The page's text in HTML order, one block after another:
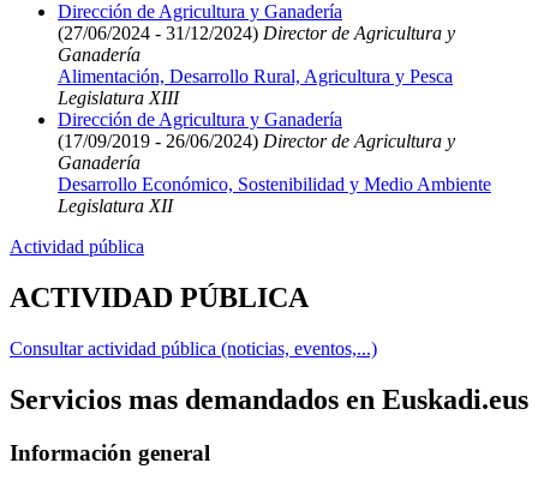
Dirección de Agricultura y Ganadería
(27/06/2024 - 31/12/2024) Director de Agricultura y
Ganadería
Alimentación, Desarrollo Rural, Agricultura y Pesca
Legislatura XIII
Dirección de Agricultura y Ganadería
(17/09/2019 - 26/06/2024) Director de Agricultura y
Ganadería
Desarrollo Económico, Sostenibilidad y Medio Ambiente
Legislatura XII
Actividad pública
ACTIVIDAD PÚBLICA
Consultar actividad pública (noticias, eventos,...)
Servicios mas demandados en Euskadi.eus
Información general